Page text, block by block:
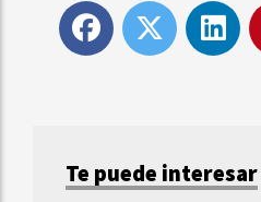
Te puede interesar